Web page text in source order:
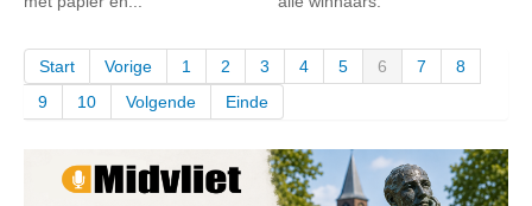
Start Vorige 1 2 3 4 5 6 7
8
9
10 Volgende Einde